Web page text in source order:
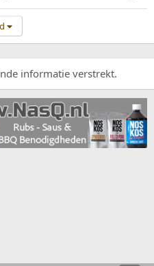
informatie verstrekt.